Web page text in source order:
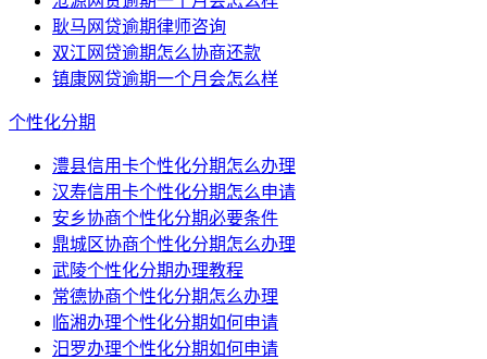
耿马网贷逾期律师咨询
双江网贷逾期怎么协商还款
镇康网贷逾期一个月会怎么样
个性化分期
澧县信用卡个性化分期怎么办理
汉寿信用卡个性化分期怎么申请
安乡协商个性化分期必要条件
鼎城区协商个性化分期怎么办理
武陵个性化分期办理教程
常德协商个性化分期怎么办理
临湘办理个性化分期如何申请
汨罗办理个性化分期如何申请